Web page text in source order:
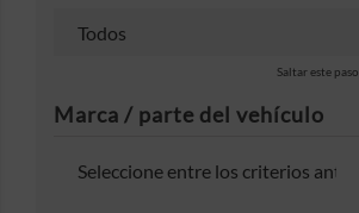
Saltar este paso
Marca / parte del vehículo